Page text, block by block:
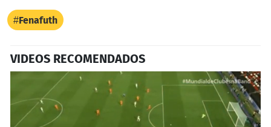
Fenafuth
VIDEOS RECOMENDADOS